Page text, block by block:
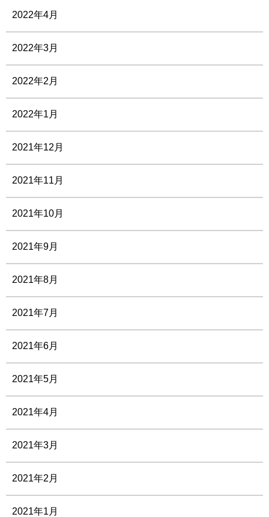
2022年4月
2022年3月
2022年2月
2022年1月
2021年12月
2021年11月
2021年10月
2021年9月
2021年8月
2021年7月
2021年6月
2021年5月
2021年4月
2021年3月
2021年2月
2021年1月